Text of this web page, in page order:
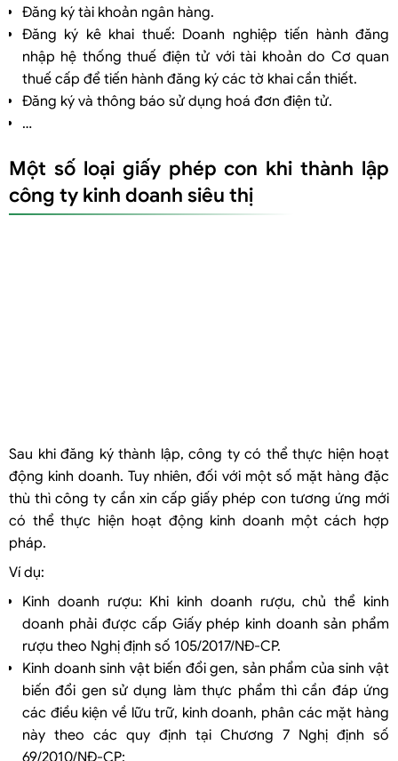
Đăng ký tài khoản ngân hàng.
Đăng ký kê khai thuế: Doanh nghiệp tiến hành đăng
nhập hệ thống thuế điện tử với tài khoản do Cơ quan
thuế cấp để tiến hành đăng ký các tờ khai cần thiết.
Đăng ký và thông báo sử dụng hoá đơn điện tử.
…
Một số loại giấy phép con khi thành lập
công ty kinh doanh siêu thị
Sau khi đăng ký thành lập, công ty có thể thực hiện hoạt
động kinh doanh. Tuy nhiên, đối với một số mặt hàng đặc
thù thì công ty cần xin cấp giấy phép con tương ứng mới
có thể thực hiện hoạt động kinh doanh một cách hợp
pháp.
Ví dụ:
Kinh doanh rượu: Khi kinh doanh rượu, chủ thể kinh
doanh phải được cấp Giấy phép kinh doanh sản phẩm
rượu theo Nghị định số 105/2017/NĐ-CP.
Kinh doanh sinh vật biến đổi gen, sản phẩm của sinh vật
biến đổi gen sử dụng làm thực phẩm thì cần đáp ứng
các điều kiện về lữu trữ, kinh doanh, phân các mặt hàng
này theo các quy định tại Chương 7 Nghị định số
69/2010/NĐ-CP;